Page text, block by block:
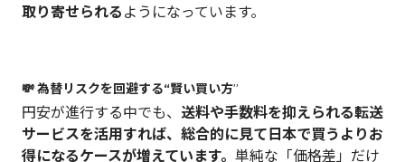
取り寄せられる ようになっています。
💸 為替リスクを回避する“賢い買い方”
円安が進行する中でも、 送料や手数料を抑えられる転送
サービスを活用すれば、総合的に見て日本で買うよりお
得になるケースが増えています。 単純な「価格差」だけ